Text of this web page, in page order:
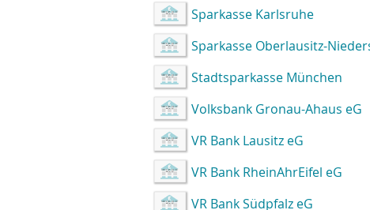
Sparkasse Karlsruhe
Sparkasse Oberlausitz-
Stadtsparkasse München
Volksbank Gronau-Ahaus eG
VR Bank Lausitz eG
VR Bank RheinAhrEifel eG
VR Bank Südpfalz eG